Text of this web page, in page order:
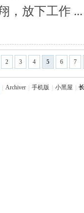
，放下工作 ...
2 3 4 5 6 7
Archiver 手机版 小黑屋